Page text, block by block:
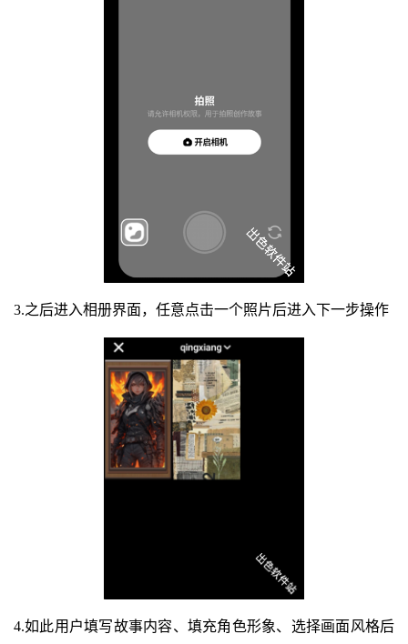
3.之后进入相册界面，任意点击一个照片后进入下一步操作
4.如此用户填写故事内容、填充角色形象、选择画面风格后